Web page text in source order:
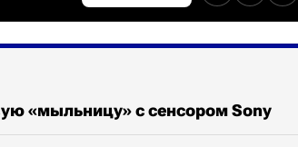
«мыльницу» с сенсором Sony